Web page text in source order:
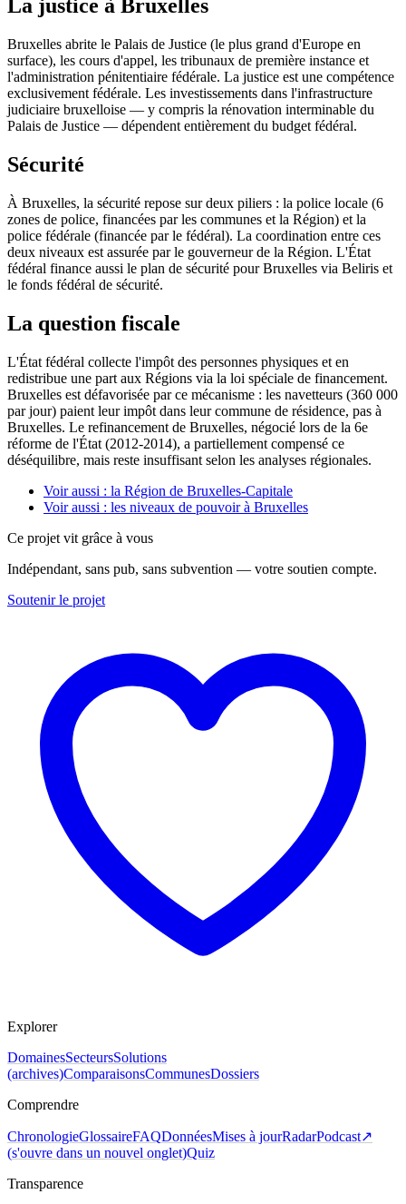
La justice à Bruxelles
Bruxelles abrite le Palais de Justice (le plus grand d'Europe en
surface), les cours d'appel, les tribunaux de première instance et
l'administration pénitentiaire fédérale. La justice est une compétence
exclusivement fédérale. Les investissements dans l'infrastructure
judiciaire bruxelloise — y compris la rénovation interminable du
Palais de Justice — dépendent entièrement du budget fédéral.
Sécurité
À Bruxelles, la sécurité repose sur deux piliers : la police locale (6
zones de police, financées par les communes et la Région) et la
police fédérale (financée par le fédéral). La coordination entre ces
deux niveaux est assurée par le gouverneur de la Région. L'État
fédéral finance aussi le plan de sécurité pour Bruxelles via Beliris et
le fonds fédéral de sécurité.
La question fiscale
L'État fédéral collecte l'impôt des personnes physiques et en
redistribue une part aux Régions via la loi spéciale de financement.
Bruxelles est défavorisée par ce mécanisme : les navetteurs (360 000
par jour) paient leur impôt dans leur commune de résidence, pas à
Bruxelles. Le refinancement de Bruxelles, négocié lors de la 6e
réforme de l'État (2012-2014), a partiellement compensé ce
déséquilibre, mais reste insuffisant selon les analyses régionales.
Voir aussi : la Région de Bruxelles-Capitale
Voir aussi : les niveaux de pouvoir à Bruxelles
Ce projet vit grâce à vous
Indépendant, sans pub, sans subvention — votre soutien compte.
Soutenir le projet
Explorer
DomainesSecteursSolutions
(archives)ComparaisonsCommunesDossiers
Comprendre
ChronologieGlossaireFAQDonnéesMises à jourRadarPodcast↗
(s'ouvre dans un nouvel onglet)Quiz
Transparence